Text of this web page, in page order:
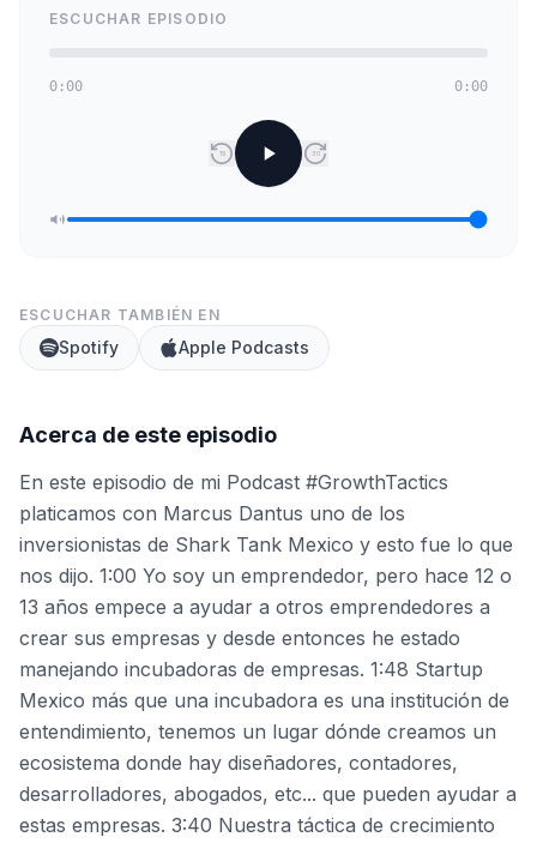
ESCUCHAR EPISODIO
0:00 0:00
15 30
ESCUCHAR TAMBIÉN EN
Spotify Apple Podcasts
Acerca de este episodio
En este episodio de mi Podcast #GrowthTactics
platicamos con Marcus Dantus uno de los
inversionistas de Shark Tank Mexico y esto fue lo que
nos dijo. 1:00 Yo soy un emprendedor, pero hace 12 o
13 años empece a ayudar a otros emprendedores a
crear sus empresas y desde entonces he estado
manejando incubadoras de empresas. 1:48 Startup
Mexico más que una incubadora es una institución de
entendimiento, tenemos un lugar dónde creamos un
ecosistema donde hay diseñadores, contadores,
desarrolladores, abogados, etc... que pueden ayudar a
estas empresas. 3:40 Nuestra táctica de crecimiento